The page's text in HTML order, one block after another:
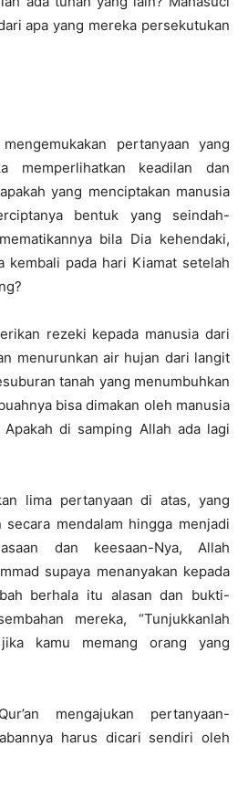
apa yang mereka persekutukan
pertanyaan yang
memperlihatkan keadilan dan
yang menciptakan manusia
bentuk yang seindah-
bila Dia kehendaki,
kembali pada hari Kiamat setelah
rezeki kepada manusia dari
menurunkan air hujan dari langit
tanah yang menumbuhkan
bisa dimakan oleh manusia
di samping Allah ada lagi
lima pertanyaan di atas, yang
secara mendalam hingga menjadi
dan keesaan-Nya, Allah
supaya menanyakan kepada
berhala itu alasan dan bukti-
mereka, “Tunjukkanlah
kamu memang orang yang
mengajukan pertanyaan-
harus dicari sendiri oleh